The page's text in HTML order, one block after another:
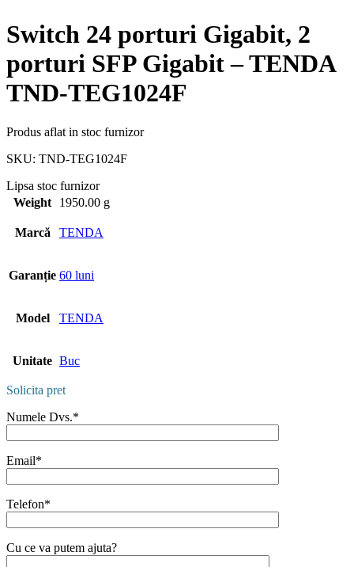
Switch 24 porturi Gigabit, 2
porturi SFP Gigabit – TENDA
TND-TEG1024F
Produs aflat in stoc furnizor
SKU: TND-TEG1024F
Lipsa stoc furnizor
Weight
1950.00 g
Marcă TENDA
Garanție 60 luni
Model TENDA
Unitate Buc
Solicita pret
Numele Dvs.*
Email*
Telefon*
Cu ce va putem ajuta?